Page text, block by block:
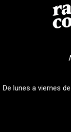
De lunes a viernes